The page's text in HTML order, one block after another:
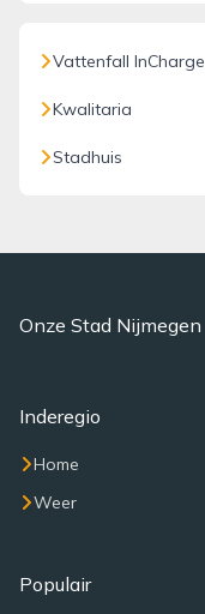
Vattenfall InCharge
Kwalitaria
Stadhuis
Onze Stad Nijmegen
Inderegio
Home
Weer
Populair